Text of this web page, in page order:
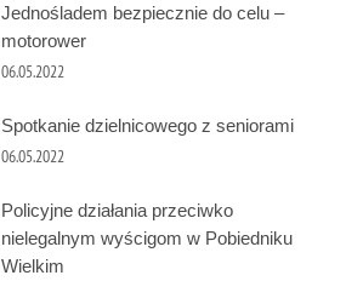
Jednośladem bezpiecznie do celu –
motorower
06.05.2022
Spotkanie dzielnicowego z seniorami
06.05.2022
Policyjne działania przeciwko
nielegalnym wyścigom w Pobiedniku
Wielkim